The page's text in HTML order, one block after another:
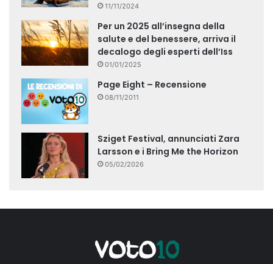
11/11/2024
Per un 2025 all’insegna della
salute e del benessere, arriva il
decalogo degli esperti dell’Iss
01/01/2025
Page Eight – Recensione
08/11/2011
Sziget Festival, annunciati Zara
Larsson e i Bring Me the Horizon
05/02/2026